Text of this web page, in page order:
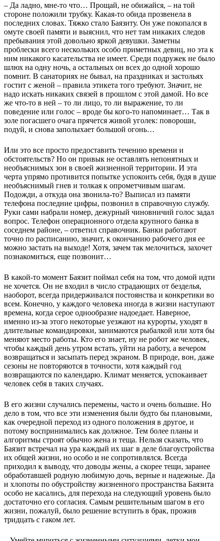
– Да ладно, мне-то что… Прощай, не обижайся, – на той
стороне положили трубку. Какая-то обида прозвенела в
последних словах. Тяжко стало Баязиту. Он уже покопался в
омуте своей памяти и выяснил, что нет там никаких следов
пребывания этой довольно яркой девушки. Заметны
проблески всего нескольких особо приметных девиц, но эта к
ним никакого касательства не имеет. Среди подружек не было
шлюх на одну ночь, а остальных он всех до одной хорошо
помнит. В санаториях не бывал, на праздниках и застольях
гостит с женой – правила этикета того требуют. Значит, не
надо искать никаких связей в прошлом с этой дамой. Но все
же что-то в ней – то ли лицо, то ли выражение, то ли
поведение или голос – вроде бы кого-то напоминает… Так в
золе погасшего очага прячется живой уголек: повороши,
подуй, и снова заполыхает большой огонь…
Или это все просто предоставить течению времени и
обстоятельств? Но он привык не оставлять непонятных и
необъяснимых зон в своей жизненной территории. И эта
черта упрямо противится попытке успокоить себя, будя в душе
необъяснимый гнев и толкая к опрометчивым шагам.
Подожди, а откуда она звонила-то? Выписал из памяти
телефона последние цифры, позвонил в справочную службу.
Руки сами набрали номер, дежурный чиновничий голос задал
вопрос. Телефон операционного отдела крупного банка в
соседнем районе, – ответил справочник. Банки работают
точно по расписанию, значит, к окончанию рабочего дня ее
можно застать на выходе! Хотя, зачем так мелочиться, захочет
познакомиться, еще позвонит…
В какой-то момент Баязит поймал себя на том, что домой идти
не хочется. Он не входил в число страдающих от безделья,
наоборот, всегда придерживался постоянства и конкретики во
всем. Конечно, у каждого человека иногда в жизни наступают
времена, когда серое однообразие надоедает. Наверное,
именно из-за этого некоторые уезжают на курорты, уходят в
длительные командировки, занимаются рыбалкой или хотя бы
меняют место работы. Кто его знает, ну не робот же человек,
чтобы каждый день утром встать, уйти на работу, а вечером
возвращаться и засыпать перед экраном. В природе, вон, даже
сезоны не повторяются в точности, хотя каждый год
возвращаются по календарю. Климат меняется, успокаивает
человек себя в таких случаях.
В его жизни случались перемены, часто и очень большие. Но
дело в том, что все эти изменения были будто бы плановыми,
как очередной переход из одного положения в другое, и
потому воспринимались как должное. Тем более планы и
алгоритмы строят обычно жена и теща. Нельзя сказать, что
Баязит встречал на ура каждый их шаг в деле благоустройства
их общей жизни, но особо и не сопротивлялся. Всегда
приходил к выводу, что доводы жены, а скорее тещи, заранее
обработавшей родную любимую дочь, верные и надежные. Да
и хлопоты по обустройству жизненного пространства Баязита
особо не касались, для перехода на следующий уровень было
достаточно его согласия. Самым решительным шагом в его
жизни, пожалуй, было решение вступить в брак, прожив
тридцать с гаком лет.